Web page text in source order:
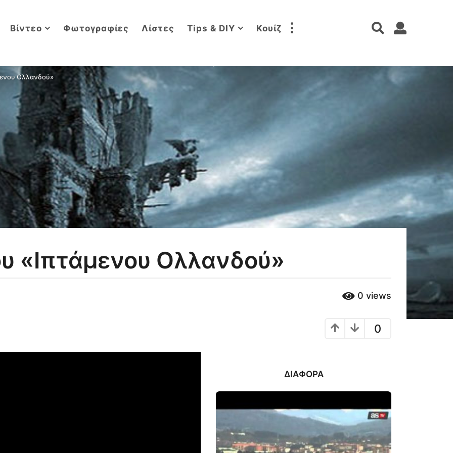
Βίντεο Φωτογραφίες Λίστες Tips & DIY Κουίζ
Ολλανδού»
«Ιπτάμενου Ολλανδού»
0 views
0
ΔΙΆΦΟΡΑ